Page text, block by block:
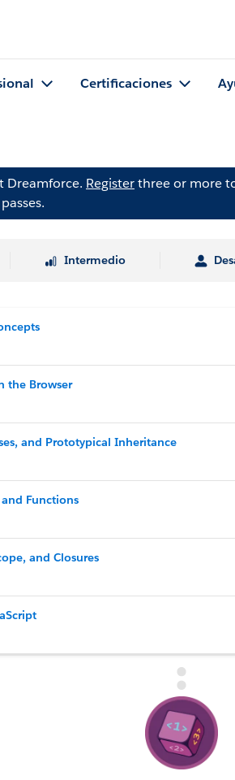
Certificaciones
Dreamforce. Registerthree or more
passes.
Intermedio
the Browser
and Prototypical Inheritance
Functions
and Closures